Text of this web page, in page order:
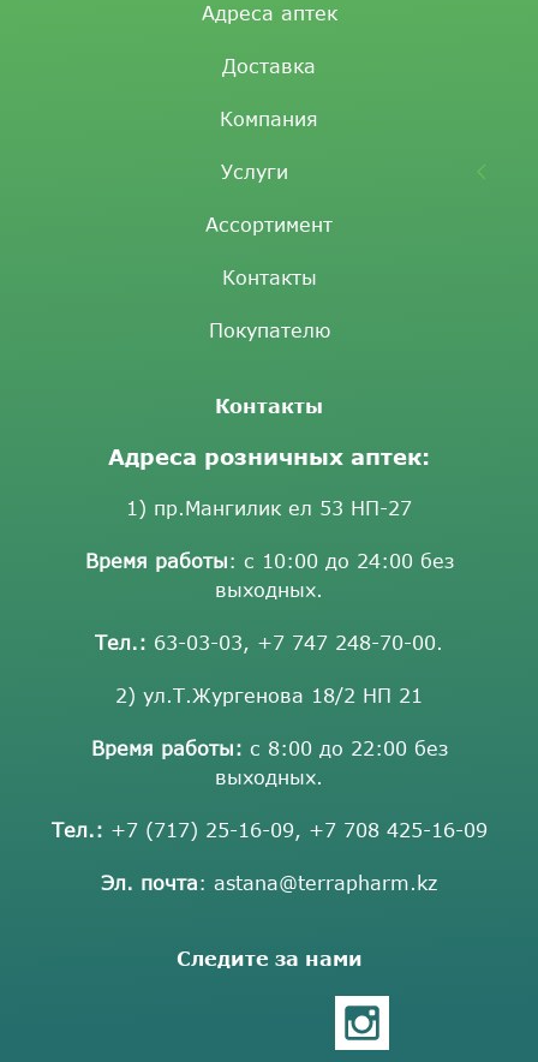
Адреса аптек
Доставка
Компания
Услуги
Ассортимент
Контакты
Покупателю
Контакты
Адреса розничных аптек:
1) пр.Мангилик ел 53 НП-27
Время работы: с 10:00 до 24:00 без
выходных.
Тел.: 63-03-03, +7 747 248-70-00.
2) ул.Т.Жургенова 18/2 НП 21
Время работы: с 8:00 до 22:00 без
выходных.
Тел.: +7 (717) 25-16-09, +7 708 425-16-09
Эл. почта: astana@terrapharm.kz
Следите за нами